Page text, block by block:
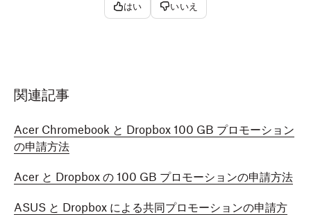
はい いいえ
関連記事
Acer Chromebook と Dropbox 100 GB プロモーション
の申請方法
Acer と Dropbox の 100 GB プロモーションの申請方法
ASUS と Dropbox による共同プロモーションの申請方